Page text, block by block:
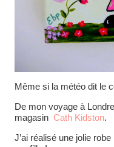
Même si la météo dit le
De mon voyage à
magasin Cath Kidston.
J’ai réalisé une jolie